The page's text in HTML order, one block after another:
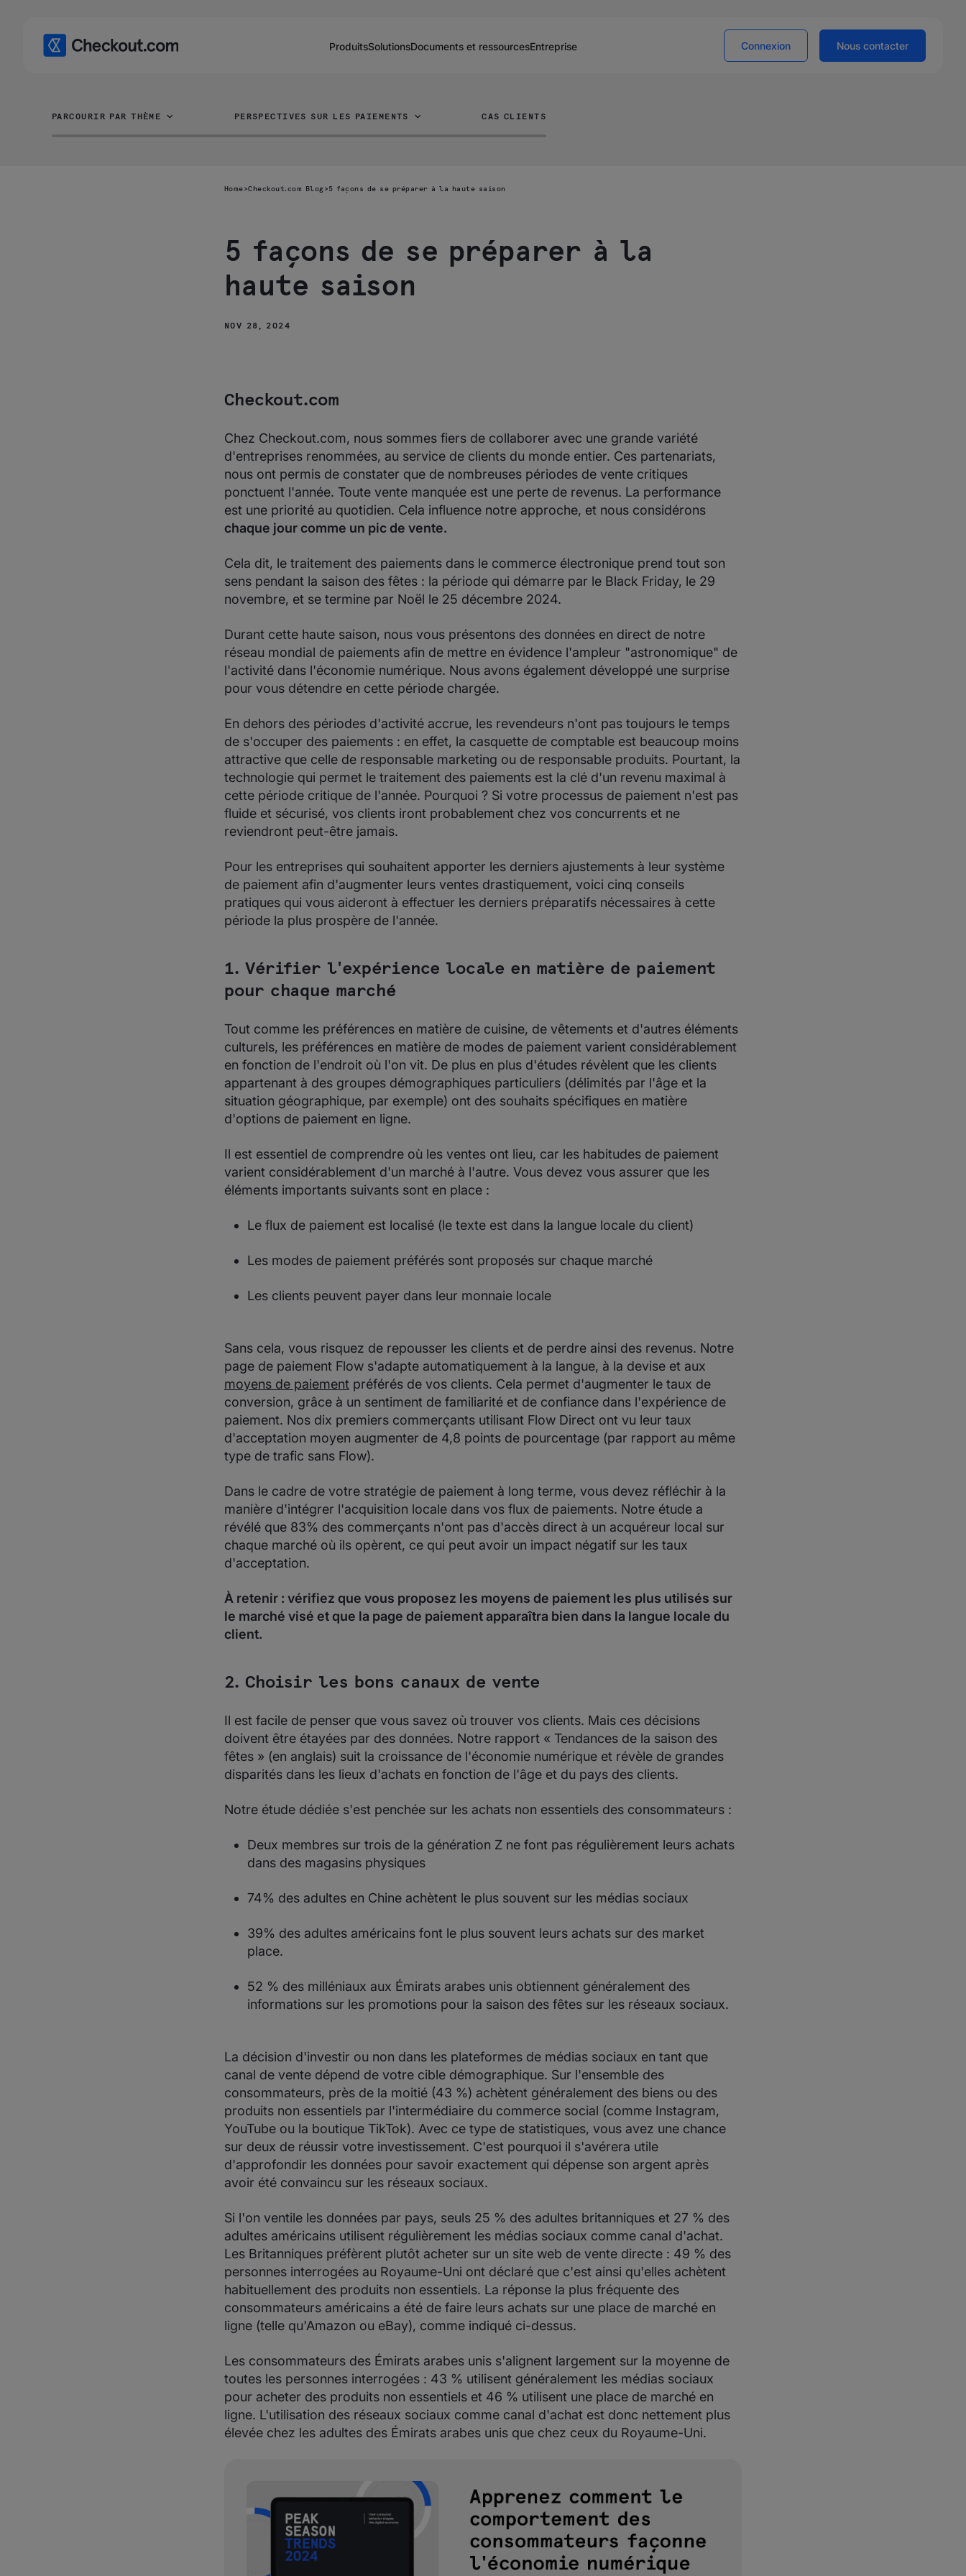
ProduitsSolutionsDocuments et ressourcesEntreprise Connexion Nous contacter
PARCOURIR PAR THÈME PERSPECTIVES SUR LES PAIEMENTS CAS CLIENTS
Home >Checkout.com Blog > 5 façons de se préparer à la haute saison
5 façons de se préparer à la
haute saison
NOV 28, 2024
Checkout.com
Chez Checkout.com, nous sommes fiers de collaborer avec une grande variété
d'entreprises renommées, au service de clients du monde entier. Ces partenariats,
nous ont permis de constater que de nombreuses périodes de vente critiques
ponctuent l'année. Toute vente manquée est une perte de revenus. La performance
est une priorité au quotidien. Cela influence notre approche, et nous considérons
chaque jour comme un pic de vente.
Cela dit, le traitement des paiements dans le commerce électronique prend tout son
sens pendant la saison des fêtes : la période qui démarre par le Black Friday, le 29
novembre, et se termine par Noël le 25 décembre 2024.
Durant cette haute saison, nous vous présentons des données en direct de notre
réseau mondial de paiements afin de mettre en évidence l'ampleur "astronomique" de
l'activité dans l'économie numérique. Nous avons également développé une surprise
pour vous détendre en cette période chargée.
En dehors des périodes d'activité accrue, les revendeurs n'ont pas toujours le temps
de s'occuper des paiements : en effet, la casquette de comptable est beaucoup moins
attractive que celle de responsable marketing ou de responsable produits. Pourtant, la
technologie qui permet le traitement des paiements est la clé d'un revenu maximal à
cette période critique de l'année. Pourquoi ? Si votre processus de paiement n'est pas
fluide et sécurisé, vos clients iront probablement chez vos concurrents et ne
reviendront peut-être jamais.
Pour les entreprises qui souhaitent apporter les derniers ajustements à leur système
de paiement afin d'augmenter leurs ventes drastiquement, voici cinq conseils
pratiques qui vous aideront à effectuer les derniers préparatifs nécessaires à cette
période la plus prospère de l'année.
1. Vérifier l'expérience locale en matière de paiement
pour chaque marché
Tout comme les préférences en matière de cuisine, de vêtements et d'autres éléments
culturels, les préférences en matière de modes de paiement varient considérablement
en fonction de l'endroit où l'on vit. De plus en plus d'études révèlent que les clients
appartenant à des groupes démographiques particuliers (délimités par l'âge et la
situation géographique, par exemple) ont des souhaits spécifiques en matière
d'options de paiement en ligne.
Il est essentiel de comprendre où les ventes ont lieu, car les habitudes de paiement
varient considérablement d'un marché à l'autre. Vous devez vous assurer que les
éléments importants suivants sont en place :
Le flux de paiement est localisé (le texte est dans la langue locale du client)
Les modes de paiement préférés sont proposés sur chaque marché
Les clients peuvent payer dans leur monnaie locale
Sans cela, vous risquez de repousser les clients et de perdre ainsi des revenus. Notre
page de paiement Flow s'adapte automatiquement à la langue, à la devise et aux
moyens de paiement préférés de vos clients. Cela permet d'augmenter le taux de
conversion, grâce à un sentiment de familiarité et de confiance dans l'expérience de
paiement. Nos dix premiers commerçants utilisant Flow Direct ont vu leur taux
d'acceptation moyen augmenter de 4,8 points de pourcentage (par rapport au même
type de trafic sans Flow).
Dans le cadre de votre stratégie de paiement à long terme, vous devez réfléchir à la
manière d'intégrer l'acquisition locale dans vos flux de paiements. Notre étude a
révélé que 83% des commerçants n'ont pas d'accès direct à un acquéreur local sur
chaque marché où ils opèrent, ce qui peut avoir un impact négatif sur les taux
d'acceptation.
À retenir : vérifiez que vous proposez les moyens de paiement les plus utilisés sur
le marché visé et que la page de paiement apparaîtra bien dans la langue locale du
client.
2. Choisir les bons canaux de vente
Il est facile de penser que vous savez où trouver vos clients. Mais ces décisions
doivent être étayées par des données. Notre rapport « Tendances de la saison des
fêtes » (en anglais) suit la croissance de l'économie numérique et révèle de grandes
disparités dans les lieux d'achats en fonction de l'âge et du pays des clients.
Notre étude dédiée s'est penchée sur les achats non essentiels des consommateurs :
Deux membres sur trois de la génération Z ne font pas régulièrement leurs achats
dans des magasins physiques
74% des adultes en Chine achètent le plus souvent sur les médias sociaux
39% des adultes américains font le plus souvent leurs achats sur des market
place.
52 % des milléniaux aux Émirats arabes unis obtiennent généralement des
informations sur les promotions pour la saison des fêtes sur les réseaux sociaux.
La décision d'investir ou non dans les plateformes de médias sociaux en tant que
canal de vente dépend de votre cible démographique. Sur l'ensemble des
consommateurs, près de la moitié (43 %) achètent généralement des biens ou des
produits non essentiels par l'intermédiaire du commerce social (comme Instagram,
YouTube ou la boutique TikTok). Avec ce type de statistiques, vous avez une chance
sur deux de réussir votre investissement. C'est pourquoi il s'avérera utile
d'approfondir les données pour savoir exactement qui dépense son argent après
avoir été convaincu sur les réseaux sociaux.
Si l'on ventile les données par pays, seuls 25 % des adultes britanniques et 27 % des
adultes américains utilisent régulièrement les médias sociaux comme canal d'achat.
Les Britanniques préfèrent plutôt acheter sur un site web de vente directe : 49 % des
personnes interrogées au Royaume-Uni ont déclaré que c'est ainsi qu'elles achètent
habituellement des produits non essentiels. La réponse la plus fréquente des
consommateurs américains a été de faire leurs achats sur une place de marché en
ligne (telle qu'Amazon ou eBay), comme indiqué ci-dessus.
Les consommateurs des Émirats arabes unis s'alignent largement sur la moyenne de
toutes les personnes interrogées : 43 % utilisent généralement les médias sociaux
pour acheter des produits non essentiels et 46 % utilisent une place de marché en
ligne. L'utilisation des réseaux sociaux comme canal d'achat est donc nettement plus
élevée chez les adultes des Émirats arabes unis que chez ceux du Royaume-Uni.